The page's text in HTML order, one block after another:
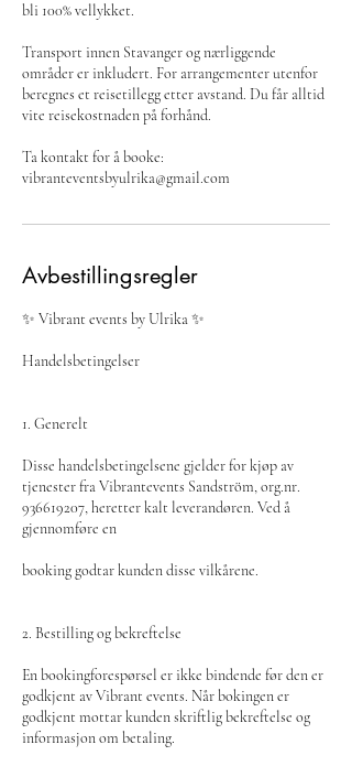
bli 100% vellykket.
Transport innen Stavanger og nærliggende
områder er inkludert. For arrangementer utenfor
beregnes et reisetillegg etter avstand. Du får alltid
vite reisekostnaden på forhånd.
Ta kontakt for å booke:
vibranteventsbyulrika@gmail.com
Avbestillingsregler
✨ Vibrant events by Ulrika ✨
​Handelsbetingelser
1. Generelt
Disse handelsbetingelsene gjelder for kjøp av
tjenester fra Vibrantevents Sandström, org.nr.
936619207, heretter kalt leverandøren. Ved å
gjennomføre en
booking godtar kunden disse vilkårene.
2. Bestilling og bekreftelse
En bookingforespørsel er ikke bindende før den er
godkjent av Vibrant events. Når bokingen er
godkjent mottar kunden skriftlig bekreftelse og
informasjon om betaling.